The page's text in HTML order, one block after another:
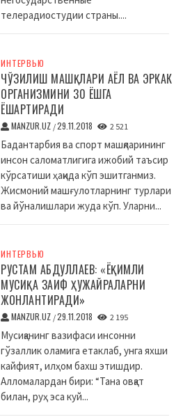
телерадиостудии страны....
ИНТЕРВЬЮ
ЧЎЗИЛИШ МАШҚЛАРИ АЁЛ ВА ЭРКАК
ОРГАНИЗМИНИ 30 ЁШГА
ЁШАРТИРАДИ
MANZUR.UZ /29.11.2018 2 521
Бадантарбия ва спорт машқларининг
инсон саломатлигига ижобий таъсир
кўрсатиши ҳақида кўп эшитганмиз.
Жисмоний машғулотларнинг турлари
ва йўналишлари жуда кўп. Уларни...
ИНТЕРВЬЮ
РУСТАМ АБДУЛЛАЕВ: «ЁҚИМЛИ
МУСИҚА ЗАИФ ҲУЖАЙРАЛАРНИ
ЖОНЛАНТИРАДИ»
MANZUR.UZ /29.11.2018 2 195
Мусиқанинг вазифаси инсонни
гўзаллик оламига етаклаб, унга яхши
кайфият, илҳом бахш этишдир.
Алломалардан бири: “Тана овқат
билан, руҳ эса куй...